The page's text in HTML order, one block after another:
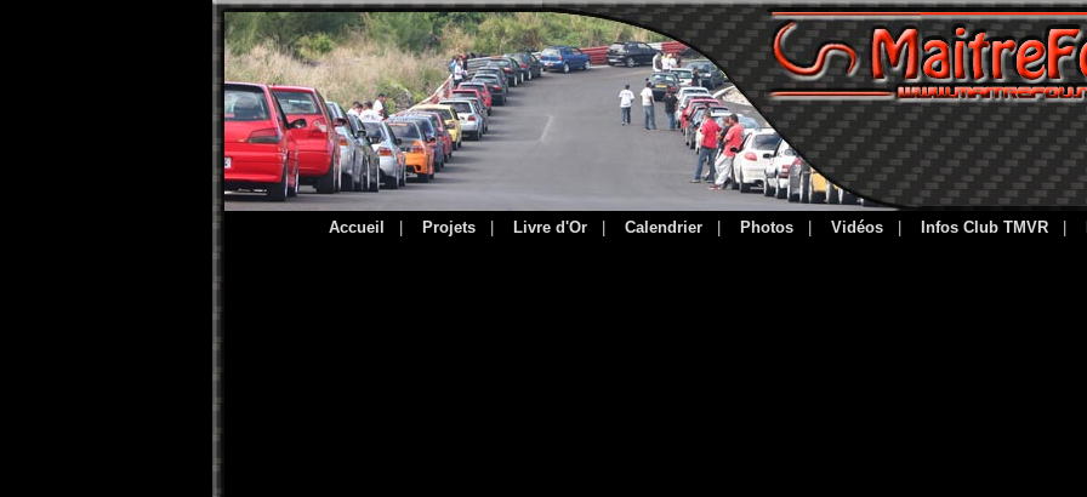
Accueil Projets Livre d'Or Calendrier Photos Vidéos Infos Club TMVR